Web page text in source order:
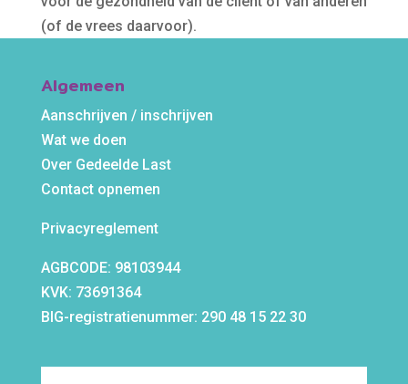
(of de vrees daarvoor).
Algemeen
Aanschrijven / inschrijven
Wat we doen
Over Gedeelde Last
Contact opnemen
Privacyreglement
AGBCODE: 98103944
KVK: 73691364
BIG-registratienummer: 290 48 15 22 30